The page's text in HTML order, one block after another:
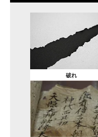
破れ